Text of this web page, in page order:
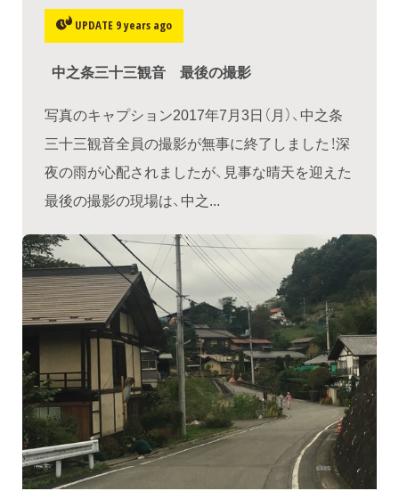
UPDATE 9 years ago
中之条三十三観音 最後の撮影
写真のキャプション2017年7月3日（月）、中之条
三十三観音全員の撮影が無事に終了しました！深
夜の雨が心配されましたが、見事な晴天を迎えた
最後の撮影の現場は、中之...